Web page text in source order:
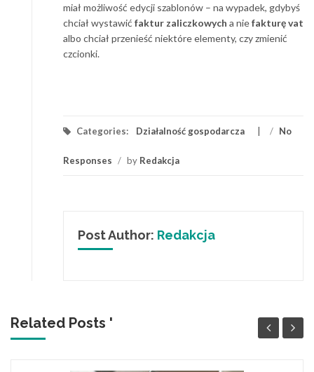
miał możliwość edycji szablonów – na wypadek, gdybyś
chciał wystawić faktur zaliczkowych a niefakturę vat
albo chciał przenieść niektóre elementy, czy zmienić
czcionki.
Categories: Działalność gospodarcza / No
Responses / by Redakcja
Post Author: Redakcja
Related Posts '